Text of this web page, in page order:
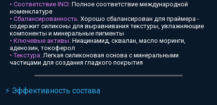
• Соответствие INCI: Полное соответствие международной
номенклатуре
• Сбалансированность: Хорошо сбалансирован для праймера -
содержит силиконы для выравнивания текстуры, увлажняющие
компоненты и минеральные пигменты
• Ключевые активы: Ниацинамид, сквалан, масло моринги,
аденозин, токоферол
• Текстура:Легкая силиконовая основа с минеральными
частицами для создания гладкого покрытия
⚡ Эффективность состава